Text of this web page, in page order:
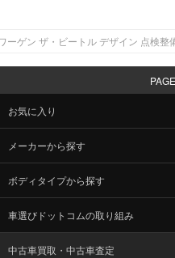
ーゲン ザ・ビートル デザイン 点検
お気に入り
メーカーから探す
ボディタイプから探す
車選びドットコムの取り組み
中古車買取・中古車査定